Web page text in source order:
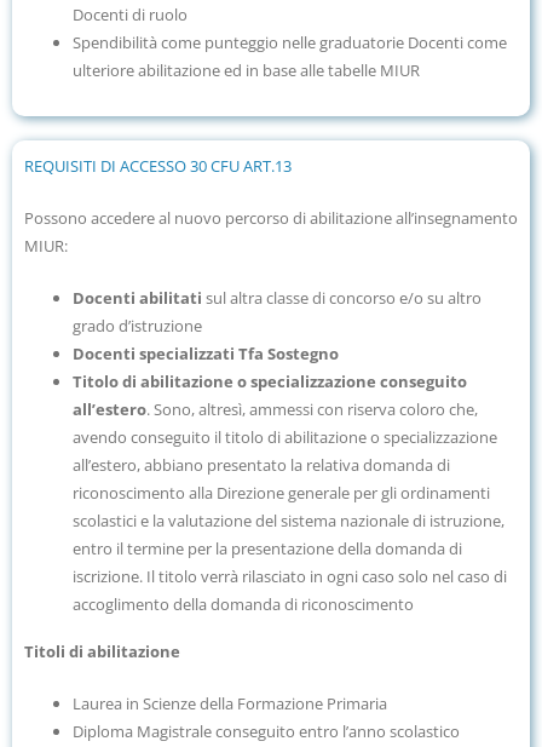
Docenti di ruolo
Spendibilità come punteggio nelle graduatorie Docenti come
ulteriore abilitazione ed in base alle tabelle MIUR
REQUISITI DI ACCESSO 30 CFU ART.13
Possono accedere al nuovo percorso di abilitazione all’insegnamento
MIUR:
Docenti abilitati sul altra classe di concorso e/o su altro
grado d’istruzione
Docenti specializzati Tfa Sostegno
Titolo di abilitazione o specializzazione conseguito
all’estero. Sono, altresì, ammessi con riserva coloro che,
avendo conseguito il titolo di abilitazione o specializzazione
all’estero, abbiano presentato la relativa domanda di
riconoscimento alla Direzione generale per gli ordinamenti
scolastici e la valutazione del sistema nazionale di istruzione,
entro il termine per la presentazione della domanda di
iscrizione. Il titolo verrà rilasciato in ogni caso solo nel caso di
accoglimento della domanda di riconoscimento
Titoli di abilitazione
Laurea in Scienze della Formazione Primaria
Diploma Magistrale conseguito entro l’anno scolastico